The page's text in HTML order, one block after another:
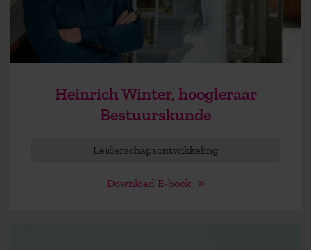
Heinrich Winter, hoogleraar
Bestuurskunde
Leiderschapsontwikkeling
Download E-book